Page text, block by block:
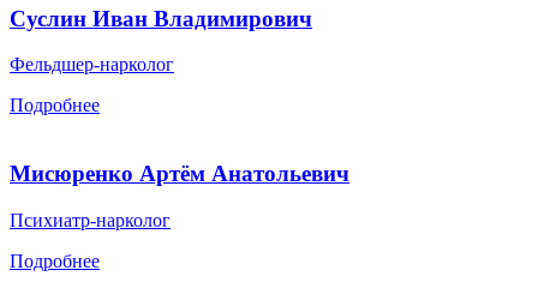
Суслин Иван Владимирович
Фельдшер-нарколог
Подробнее
Мисюренко Артём Анатольевич
Психиатр-нарколог
Подробнее